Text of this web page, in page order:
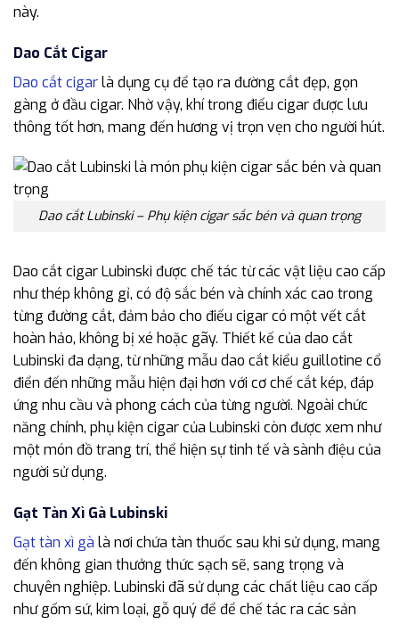
này.
Dao Cắt Cigar
Dao cắt cigarlà dụng cụ để tạo ra đường cắt đẹp, gọn
gàng ở đầu cigar. Nhờ vậy, khí trong điếu cigar được lưu
thông tốt hơn, mang đến hương vị trọn vẹn cho người hút.
Dao cắt Lubinski – Phụ kiện cigar sắc bén và quan trọng
Dao cắt cigar Lubinski được chế tác từ các vật liệu cao cấp
như thép không gỉ, có độ sắc bén và chính xác cao trong
từng đường cắt, đảm bảo cho điếu cigar có một vết cắt
hoàn hảo, không bị xé hoặc gãy. Thiết kế của dao cắt
Lubinski đa dạng, từ những mẫu dao cắt kiểu guillotine cổ
điển đến những mẫu hiện đại hơn với cơ chế cắt kép, đáp
ứng nhu cầu và phong cách của từng người. Ngoài chức
năng chính, phụ kiện cigar của Lubinski còn được xem như
một món đồ trang trí, thể hiện sự tinh tế và sành điệu của
người sử dụng.
Gạt Tàn Xì Gà Lubinski
Gạt tàn xì gà là nơi chứa tàn thuốc sau khi sử dụng, mang
đến không gian thưởng thức sạch sẽ, sang trọng và
chuyên nghiệp. Lubinski đã sử dụng các chất liệu cao cấp
như gốm sứ, kim loại, gỗ quý để để chế tác ra các sản